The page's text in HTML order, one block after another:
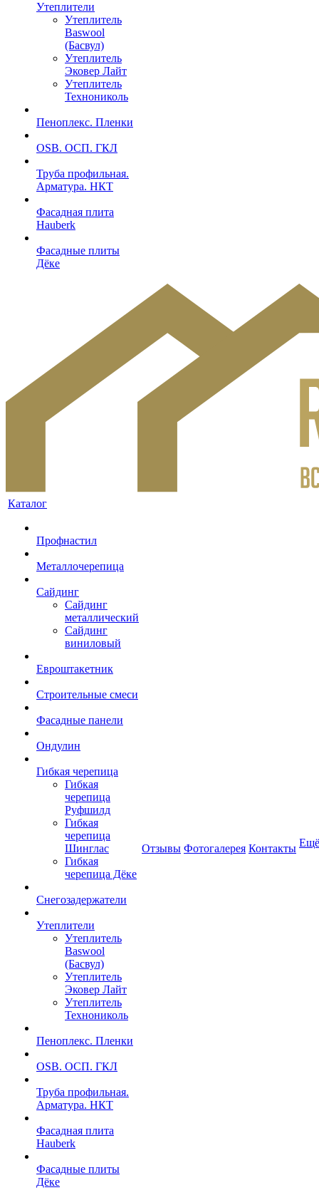
Утеплители
Утеплитель
Baswool
(Басвул)
Утеплитель
Эковер Лайт
Утеплитель
Технониколь
Пеноплекс. Пленки
OSB. ОСП. ГКЛ
Труба профильная.
Арматура. НКТ
Фасадная плита
Hauberk
Фасадные плиты
Дёке
Каталог
Профнастил
Металлочерепица
Сайдинг
Сайдинг
металлический
Сайдинг
виниловый
Евроштакетник
Строительные смеси
Фасадные панели
Ондулин
Гибкая черепица
Гибкая
черепица
Руфшилд
Гибкая
черепица
Шинглас
Гибкая
черепица Дёке
Снегозадержатели
Утеплители
Утеплитель
Baswool
(Басвул)
Утеплитель
Эковер Лайт
Утеплитель
Технониколь
Пеноплекс. Пленки
OSB. ОСП. ГКЛ
Труба профильная.
Арматура. НКТ
Фасадная плита
Hauberk
Фасадные плиты
Дёке
Отзывы Фотогалерея Контакты Ещё